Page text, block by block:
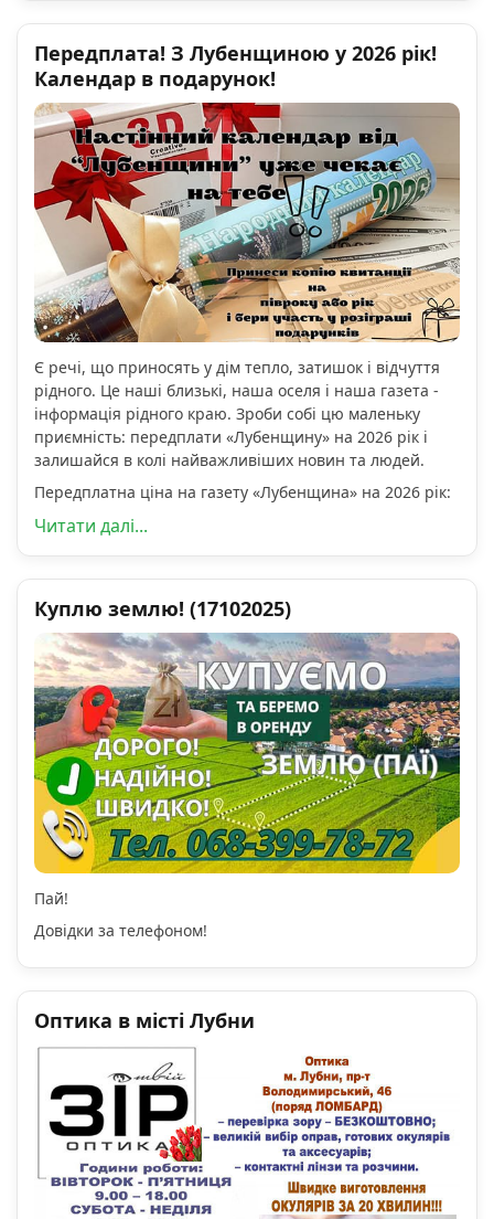
Передплата! З Лубенщиною у 2026 рік!
Календар в подарунок!
Є речі, що приносять у дім тепло, затишок і відчуття
рідного. Це наші близькі, наша оселя і наша газета -
інформація рідного краю. Зроби собі цю маленьку
приємність: передплати «Лубенщину» на 2026 рік і
залишайся в колі найважливіших новин та людей.
Передплатна ціна на газету «Лубенщина» на 2026 рік:
Читати далі...
Куплю землю! (17102025)
Пай!
Довідки за телефоном!
Оптика в місті Лубни